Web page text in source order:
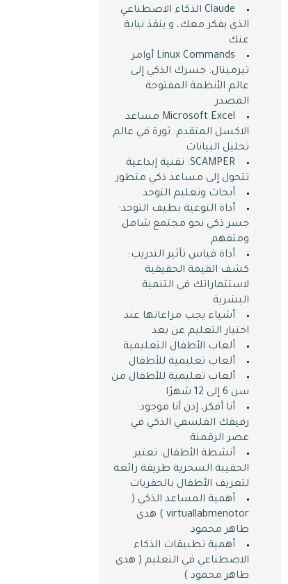
Claude الذكاء الاصطناعي
الذي يفكر معك، و ينفذ نيابة
عنك
Linux Commands أوامر
تيرمينال: جسرك الذكي إلى
عالم الأنظمة المفتوحة
المصدر
Microsoft Excel مساعد
الاكسل المتقدم: ثورة في عالم
تحليل البيانات
SCAMPER: تقنية إبداعية
تتحول إلى مساعد ذكي متطور
أبحاث وتعليم التوحد
أداة التوعية بطيف التوحد:
جسر ذكي نحو مجتمع شامل
ومتفهم
أداة قياس تأثير التدريب:
كشف القيمة الحقيقية
لاستثماراتك في التنمية
البشرية
أشياء يجب مراعاتها عند
اختيار التعليم عن بعد
ألعاب الأطفال التعليمية
ألعاب تعليمية للأطفال
ألعاب تعليمية للأطفال من
سن 6 إلى 12 شهرًا
أنا أفكر، إذن أنا موجود:
رفيقك الفلسفي الذكي في
عصر الرقمنة
أنشطة الأطفال: تعتبر
الحقيبة السحرية طريقة رائعة
لتعريف الأطفال بالحفريات
أهمية المساعد الذكي (
virtuallabmenotor ) هدى
طاهر محمود
أهمية تطبيقات الذكاء
الاصطناعي في التعليم ( هدى
طاهر محمود )